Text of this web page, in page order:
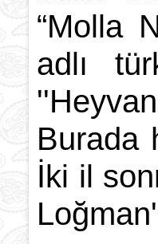
“Molla
adlı
Burada
İki il